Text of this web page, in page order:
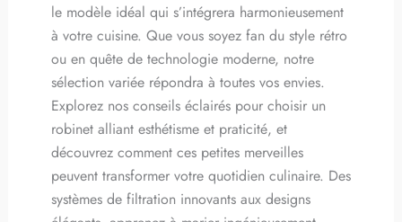
le modèle idéal qui s’intégrera harmonieusement
à votre cuisine. Que vous soyez fan du style rétro
ou en quête de technologie moderne, notre
sélection variée répondra à toutes vos envies.
Explorez nos conseils éclairés pour choisir un
robinet alliant esthétisme et praticité, et
découvrez comment ces petites merveilles
peuvent transformer votre quotidien culinaire. Des
systèmes de filtration innovants aux designs